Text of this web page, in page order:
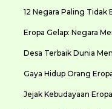
12 Negara Paling Tidak
Eropa Gelap: Negara
Desa Terbaik Dunia
Gaya Hidup Orang
Jejak Kebudayaan